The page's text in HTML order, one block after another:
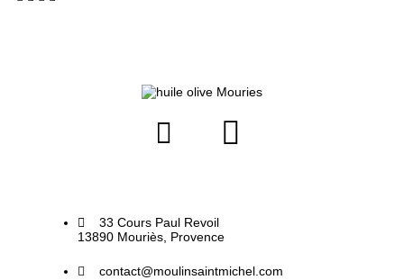
33 Cours Paul Revoil
13890 Mouriès, Provence
contact@moulinsaintmichel.com